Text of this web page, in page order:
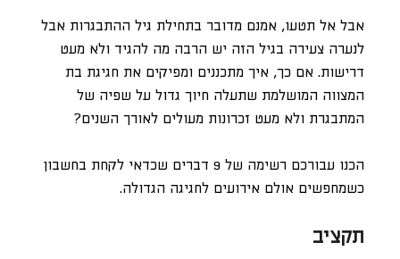
אבל אל תטעו, אמנם מדובר בתחילת גיל ההתבגרות אבל
לנערה צעירה בגיל הזה יש הרבה מה להגיד ולא מעט
דרישות. אם כך, איך מתכננים ומפיקים את חגיגת בת
המצווה המושלמת שתעלה חיוך גדול על שפיה של
המתבגרת ולא מעט זכרונות מעולים לאורך השנים?
הכנו עבורכם רשימה של 9 דברים שכדאי לקחת בחשבון
כשמחפשים אולם אירועים לחגיגה הגדולה.
תקציב